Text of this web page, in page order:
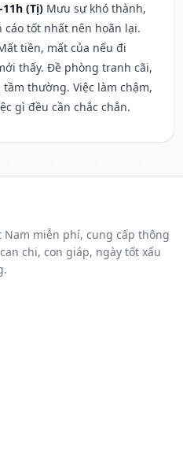
(Tị) Mưu sự khó thành,
cáo tốt nhất nên hoãn lại.
tiền, mất của nếu đi
thấy. Đề phòng tranh cãi,
thường. Việc làm chậm,
gì đều cần chắc chắn.
miễn phí, cung cấp thông
chi, con giáp, ngày tốt xấu